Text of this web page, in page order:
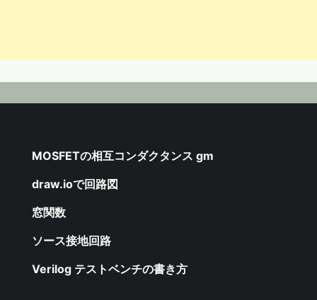
MOSFETの相互コンダクタンス gm
draw.ioで回路図
窓関数
ソース接地回路
Verilog テストベンチの書き方